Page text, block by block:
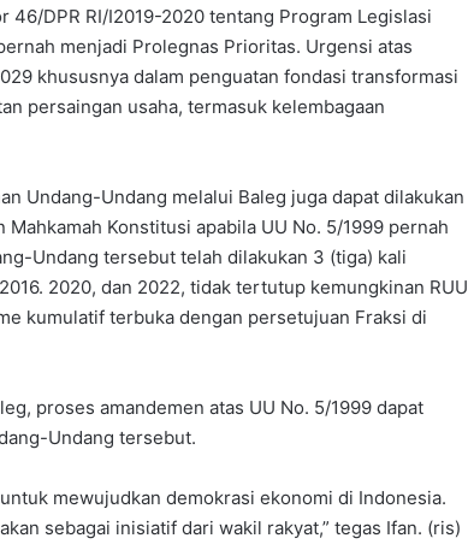
46/DPR RI/I2019-2020 tentang Program Legislasi
menjadi Prolegnas Prioritas. Urgensi atas
khususnya dalam penguatan fondasi transformasi
persaingan usaha, termasuk kelembagaan
Undang-Undang melalui Baleg juga dapat dilakukan
Konstitusi apabila UU No. 5/1999 pernah
Undang tersebut telah dilakukan 3 (tiga) kali
2020, dan 2022, tidak tertutup kemungkinan RUU
kumulatif terbuka dengan persetujuan Fraksi di
proses amandemen atas UU No. 5/1999 dapat
Undang tersebut.
mewujudkan demokrasi ekonomi di Indonesia.
sebagai inisiatif dari wakil rakyat,” tegas Ifan. (ris)